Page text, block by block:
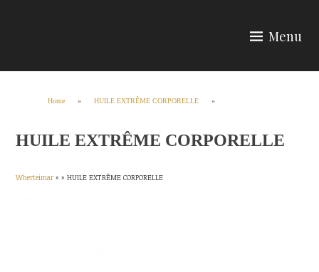
Wherteimar
Menu
Home » HUILE EXTRÊME CORPORELLE »
HUILE EXTRÊME CORPORELLE
Wherteimar » »HUILE EXTRÊME CORPORELLE